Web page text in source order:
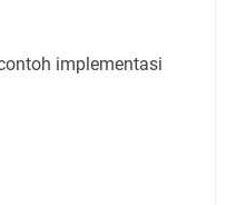
implementasi